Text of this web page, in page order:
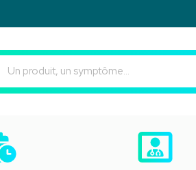
du Rond Point Votre pharmacie en ligne à